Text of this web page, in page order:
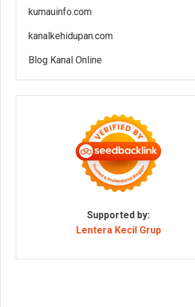
kumauinfo.com
kanalkehidupan.com
Blog Kanal Online
Supported by:
Lentera Kecil Grup